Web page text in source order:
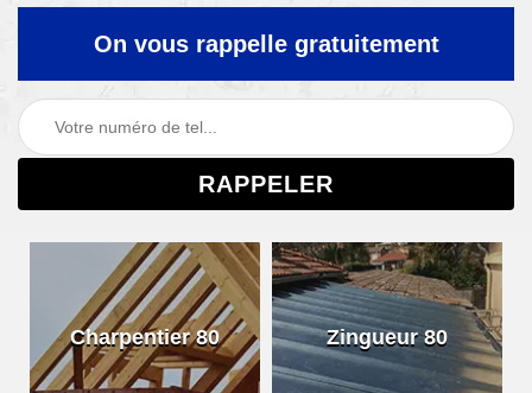
On vous rappelle gratuitement
Charpentier 80 Zingueur 80